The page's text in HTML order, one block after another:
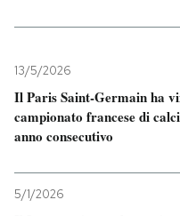
Mondo
Politica
Tecnologia
Internet
Scienza
Cultura
13/5/2026
Il Paris Saint-Germain ha
campionato francese di
anno consecutivo
5/1/2026